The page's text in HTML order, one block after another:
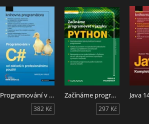
Programování v C#
382 Kč
Začínáme programovat v jazyku Python
297 Kč
Java